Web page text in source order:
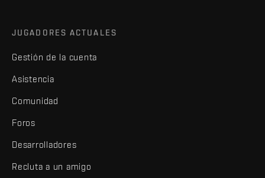
JUGADORES ACTUALES
Gestión de la cuenta
Asistencia
Comunidad
Foros
Desarrolladores
Recluta a un amigo